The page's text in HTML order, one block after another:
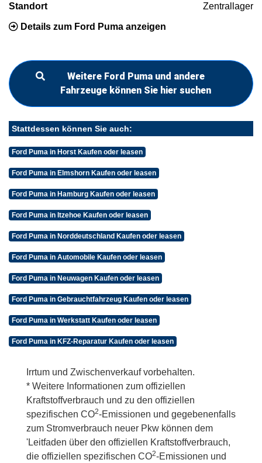
Standort Zentrallager
Details zum Ford Puma anzeigen
Weitere Ford Puma und andere
Fahrzeuge können Sie hier suchen
Stattdessen können Sie auch:
Ford Puma in Horst Kaufen oder leasen
Ford Puma in Elmshorn Kaufen oder leasen
Ford Puma in Hamburg Kaufen oder leasen
Ford Puma in Itzehoe Kaufen oder leasen
Ford Puma in Norddeutschland Kaufen oder leasen
Ford Puma in Automobile Kaufen oder leasen
Ford Puma in Neuwagen Kaufen oder leasen
Ford Puma in Gebrauchtfahrzeug Kaufen oder leasen
Ford Puma in Werkstatt Kaufen oder leasen
Ford Puma in KFZ-Reparatur Kaufen oder leasen
Irrtum und Zwischenverkauf vorbehalten.
* Weitere Informationen zum offiziellen
Kraftstoffverbrauch und zu den offiziellen
spezifischen CO2-Emissionen und gegebenenfalls
zum Stromverbrauch neuer Pkw können dem
'Leitfaden über den offiziellen Kraftstoffverbrauch,
die offiziellen spezifischen CO2-Emissionen und